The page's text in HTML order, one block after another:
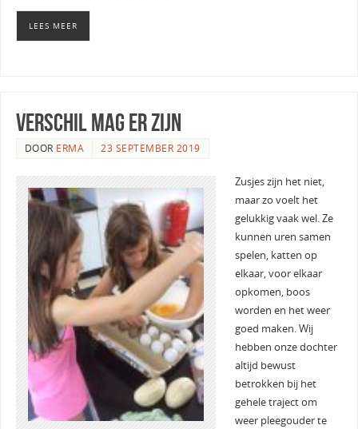
LEES MEER
verschil mag er zijn
DOOR ERMA 23 SEPTEMBER 2019
Zusjes zijn het niet,
maar zo voelt het
gelukkig vaak wel. Ze
kunnen uren samen
spelen, katten op
elkaar, voor elkaar
opkomen, boos
worden en het weer
goed maken. Wij
hebben onze dochter
altijd bewust
betrokken bij het
gehele traject om
weer pleegouder te